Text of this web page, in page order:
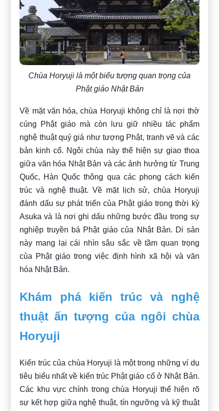
Chùa Horyuji là một biểu tượng quan trọng của
Phật giáo Nhật Bản
Về mặt văn hóa, chùa Horyuji không chỉ là nơi thờ
cúng Phật giáo mà còn lưu giữ nhiều tác phẩm
nghệ thuật quý giá như tượng Phật, tranh vẽ và các
bản kinh cổ. Ngôi chùa này thể hiện sự giao thoa
giữa văn hóa Nhật Bản và các ảnh hưởng từ Trung
Quốc, Hàn Quốc thông qua các phong cách kiến
trúc và nghệ thuật. Về mặt lịch sử, chùa Horyuji
đánh dấu sự phát triển của Phật giáo trong thời kỳ
Asuka và là nơi ghi dấu những bước đầu trong sự
nghiệp truyền bá Phật giáo của Nhật Bản. Di sản
này mang lại cái nhìn sâu sắc về tầm quan trọng
của Phật giáo trong việc định hình xã hội và văn
hóa Nhật Bản.
Khám phá kiến trúc và nghệ
thuật ấn tượng của ngôi chùa
Horyuji
Kiến trúc của chùa Horyuji là một trong những ví dụ
tiêu biểu nhất về kiến trúc Phật giáo cổ ở Nhật Bản.
Các khu vực chính trong chùa Horyuji thể hiện rõ
sự kết hợp giữa nghệ thuật, tín ngưỡng và kỹ thuật